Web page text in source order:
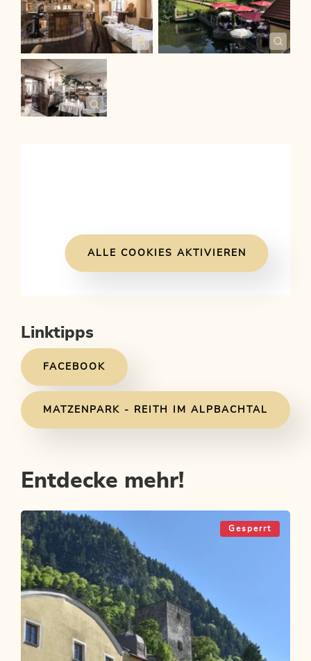
ALLE COOKIES AKTIVIEREN
Linktipps
FACEBOOK
MATZENPARK - REITH IM ALPBACHTAL
Entdecke mehr!
Gesperrt